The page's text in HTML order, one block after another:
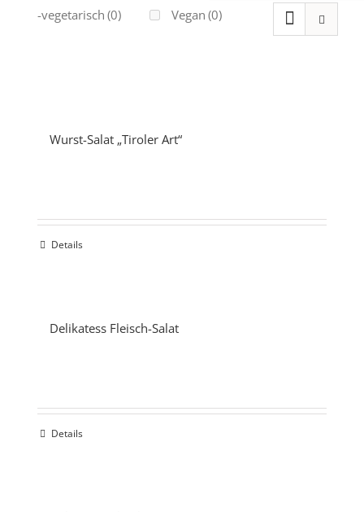
Ovo-vegetarisch (0) Vegan (0)
Wurst-Salat „Tiroler Art“
Details
Delikatess Fleisch-Salat
Details